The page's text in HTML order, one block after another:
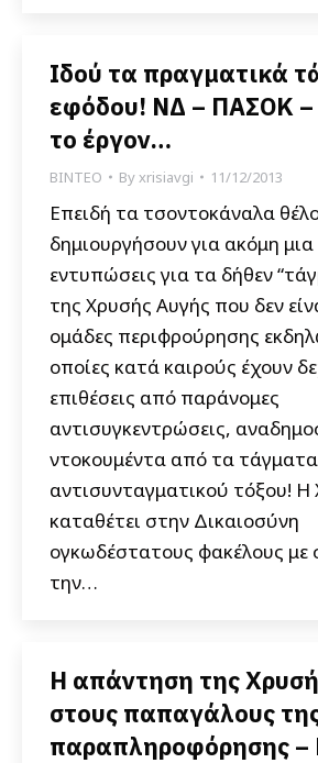
Ιδού τα πραγματικά
εφόδου! ΝΔ – ΠΑΣΟΚ –
το έργον…
ΒΙΝΤΕΟ Byxrisiavgi 11/12/2013
Επειδή τα τσοντοκάναλα
δημιουργήσουν για ακόμη
εντυπώσεις για τα δήθεν
της Χρυσής Αυγής που δεν
ομάδες περιφρούρησης
οποίες κατά καιρούς έχουν
επιθέσεις από παράνομες
αντισυγκεντρώσεις,
ντοκουμέντα από τα
αντισυνταγματικού τόξου!
καταθέτει στην Δικαιοσύνη
ογκωδέστατους φακέλους με
την…
Η απάντηση της
στους παπαγάλους
παραπληροφόρησης –